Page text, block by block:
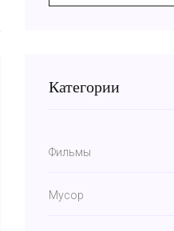
Категории
Фильмы
Мусор